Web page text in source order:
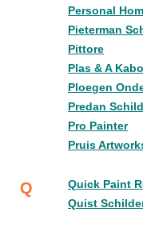
Personal
Pieterman
Pittore
Plas & A
Ploegen
Predan
Pro Painter
Pruis
Q
Quick Paint
Quist